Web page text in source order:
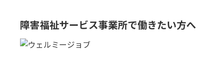
障害福祉サービス事業所で働きたい方へ